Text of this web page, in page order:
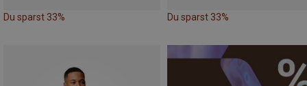
Du sparst 33% Du sparst 33%